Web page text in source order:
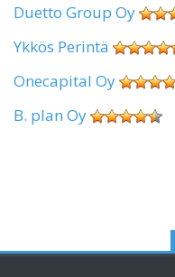
Duetto Group Oy
Ykkös Perintä
Onecapital Oy
B. plan Oy